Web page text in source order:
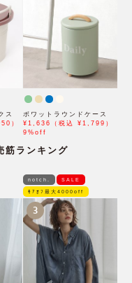
ス
）
ボワットラウンドケース
¥1,636（税込 ¥1,799）
9%off
筋ランキング
notch. SALE
ﾓｱｵﾌ最大4000off
3